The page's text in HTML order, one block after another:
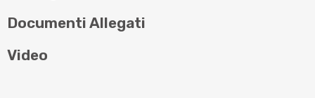
Documenti Allegati
Video